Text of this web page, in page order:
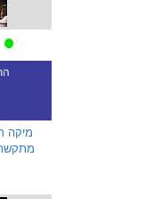
מיקה